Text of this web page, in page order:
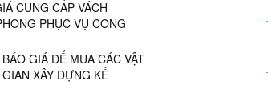
CUNG CẤP VÁCH
PHỤC VỤ CÔNG
GIÁ ĐỂ MUA CÁC VẬT
XÂY DỰNG KẾ